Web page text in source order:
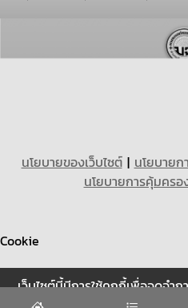
นโยบายของเว็บไซต์| นโยบาย
นโยบายการคุ้มคร
Cookie
เว็บไซต์นี้มีการใช้คุกกี้เพื่อจดจำ